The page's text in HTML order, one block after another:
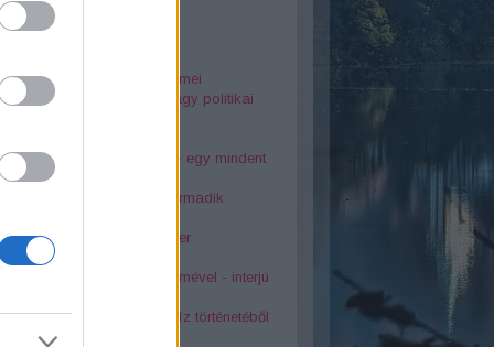
nyelvjárás gyöngyszemei
Diósgyőrött. Baleset vagy politikai
Éva és Latinovits Zoltán - egy mindent
szerelem története
bányászfaluban a világ harmadik
tetemvári pincerendszer
Bonnie és Clyde
os sortűz egy katona szemével - interjú
az 1878-as nagy árvíz történetéből
kút a város szívében